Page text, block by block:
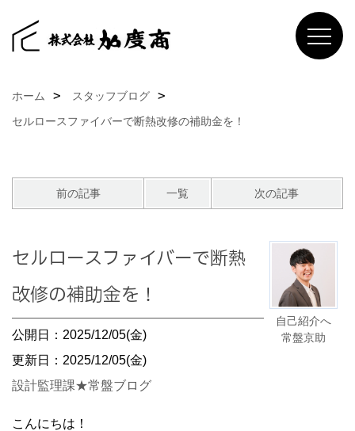
ホーム
スタッフブログ
セルロースファイバーで断熱改修の補助金を！
前の記事 一覧 次の記事
自己紹介へ
常盤京助
セルロースファイバーで断熱
改修の補助金を！
公開日：2025/12/05(金)
更新日：2025/12/05(金)
設計監理課★常盤ブログ
こんにちは！